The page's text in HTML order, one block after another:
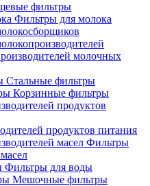
фильтры
Фильтры для молока
молочных
Стальные фильтры
Корзинные фильтры
продуктов питания
Фильтры
Фильтры для воды
Мешочные фильтры